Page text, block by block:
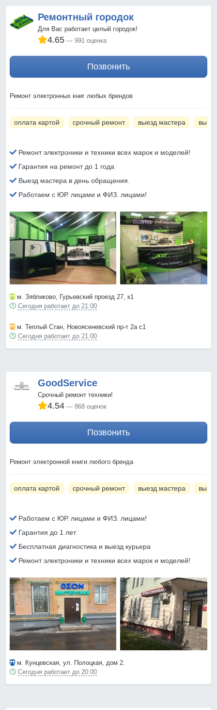
Ремонтный городок
Для Вас работает целый городок!
4.65 991 оценка
Позвонить
Ремонт электронных книг любых брендов
оплата картой срочный ремонт выезд мастера
Ремонт электроники и техники всех марок и моделей!
Гарантия на ремонт до 1 года
Выезд мастера в день обращения.
Работаем с ЮР. лицами и ФИЗ. лицами!
м. Зябликово, Гурьевский проезд 27, к1
Сегодня работает до 21:00
м. Теплый Стан, Новоясеневский пр-т 2а с1
Сегодня работает до 21:00
GoodService
Срочный ремонт техники!
4.54 868 оценок
Позвонить
Ремонт электронной книги любого бренда
оплата картой срочный ремонт выезд мастера
Работаем с ЮР. лицами и ФИЗ. лицами!
Гарантия до 1 лет
Бесплатная диагностика и выезд курьера
Ремонт электроники и техники всех марок и моделей!
м. Кунцевская, ул. Полоцкая, дом 2.
Сегодня работает до 20:00